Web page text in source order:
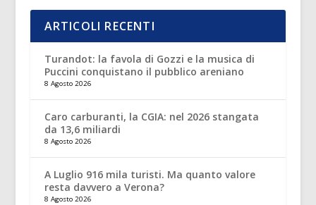
ARTICOLI RECENTI
Turandot: la favola di Gozzi e la musica di
Puccini conquistano il pubblico areniano
8 Agosto 2026
Caro carburanti, la CGIA: nel 2026 stangata
da 13,6 miliardi
8 Agosto 2026
A Luglio 916 mila turisti. Ma quanto valore
resta davvero a Verona?
8 Agosto 2026